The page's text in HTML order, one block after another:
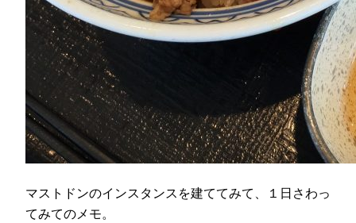
マストドンのインスタンスを建ててみて、１日さわっ
てみてのメモ。